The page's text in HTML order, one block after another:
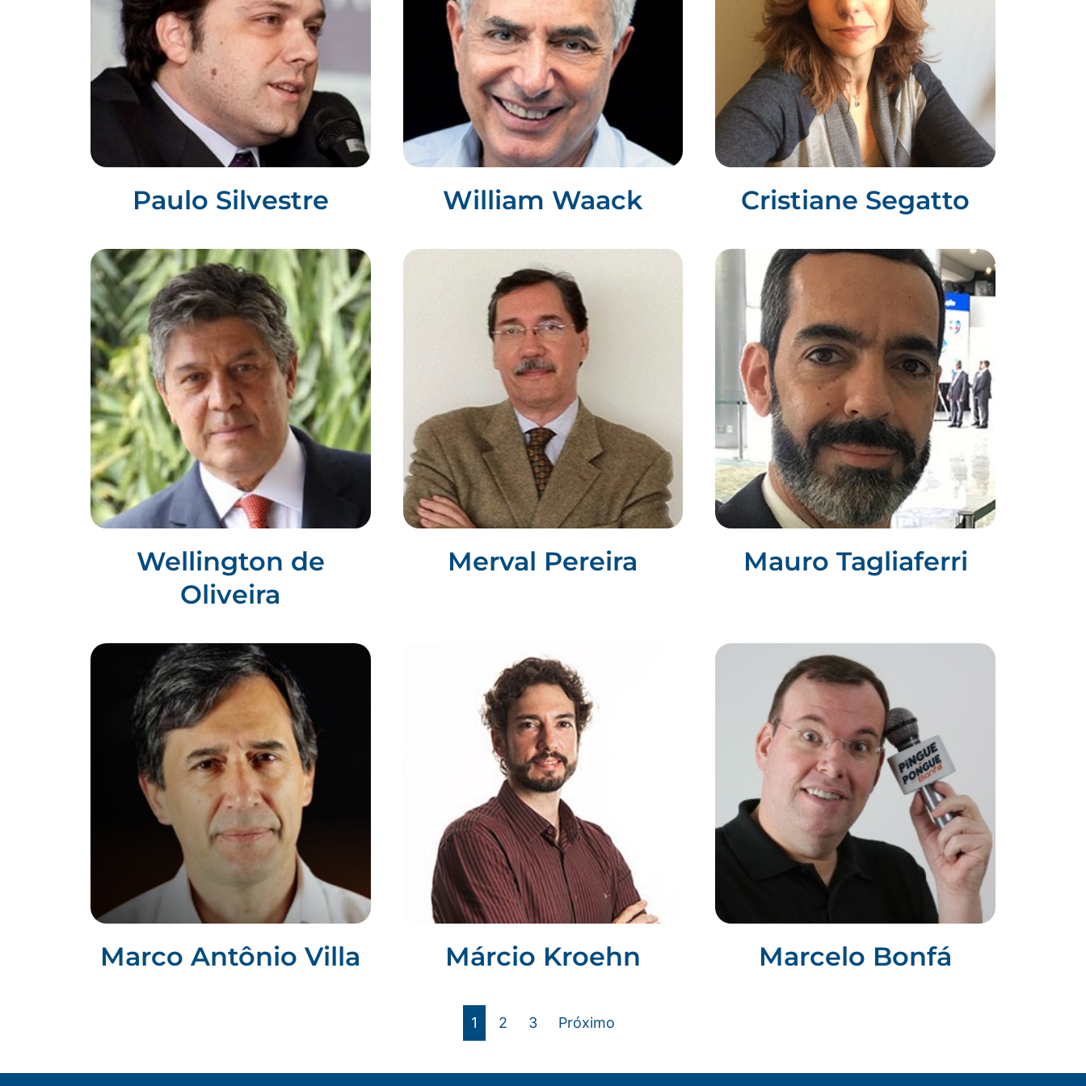
Paulo Silvestre William Waack Cristiane Segatto
Wellington de
Oliveira
Merval Pereira Mauro Tagliaferri
Marco Antônio Villa Márcio Kroehn Marcelo Bonfá
1 2 3 Próximo